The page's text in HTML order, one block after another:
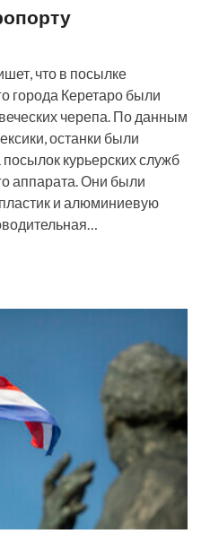
что в посылке
города Керетаро были
черепа. По данным
останки были
курьерских служб
аппарата. Они были
и алюминиевую